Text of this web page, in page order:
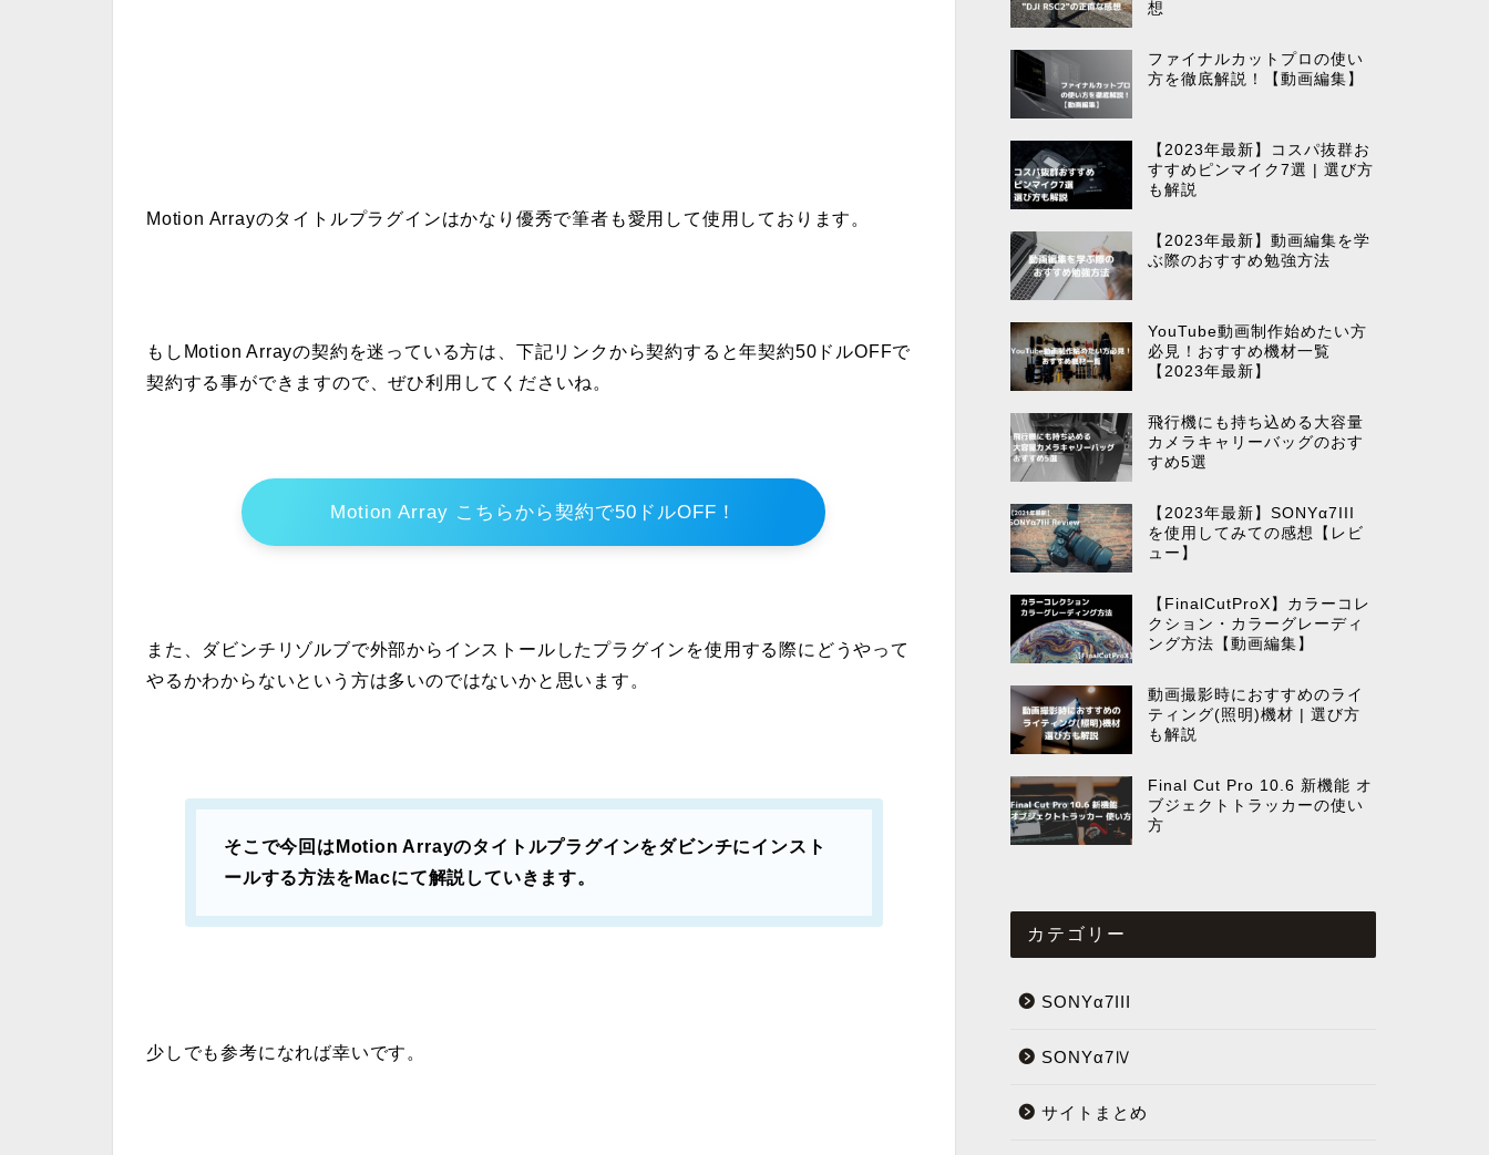
Motion Arrayのタイトルプラグインはかなり優秀で筆者も愛用して使用しております。
もしMotion Arrayの契約を迷っている方は、下記リンクから契約すると年契約50ドルOFFで
契約する事ができますので、ぜひ利用してくださいね。
Motion Array こちらから契約で50ドルOFF！
また、ダビンチリゾルブで外部からインストールしたプラグインを使用する際にどうやって
やるかわからないという方は多いのではないかと思います。
そこで今回はMotion Arrayのタイトルプラグインをダビンチにインスト
ールする方法をMacにて解説していきます。
少しでも参考になれば幸いです。
想
ファイナルカットプロの使い
方を徹底解説！【動画編集】
【2023年最新】コスパ抜群お
すすめピンマイク7選 | 選び方
も解説
【2023年最新】動画編集を学
ぶ際のおすすめ勉強方法
YouTube動画制作始めたい方
必見！おすすめ機材一覧
【2023年最新】
飛行機にも持ち込める大容量
カメラキャリーバッグのおす
すめ5選
【2023年最新】SONYα7III
を使用してみての感想【レビ
ュー】
【FinalCutProX】カラーコレ
クション・カラーグレーディ
ング方法【動画編集】
動画撮影時におすすめのライ
ティング(照明)機材 | 選び方
も解説
Final Cut Pro 10.6 新機能 オ
ブジェクトトラッカーの使い
方
カテゴリー
SONYα7III
SONYα7Ⅳ
サイトまとめ